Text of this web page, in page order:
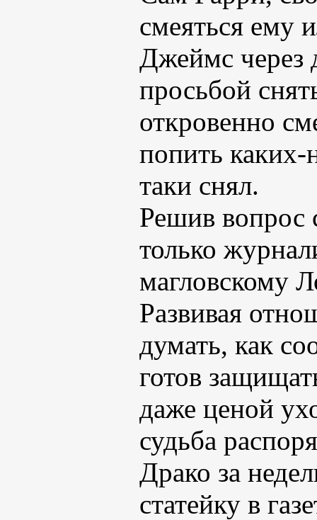
смеяться ему
Джеймс через
просьбой
откровенно
попить каких-
таки снял.
Решив вопрос
только
магловскому
Развивая
думать, как
готов
даже ценой
судьба
Драко за
статейку в